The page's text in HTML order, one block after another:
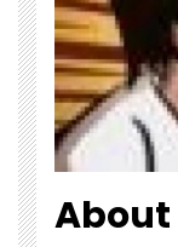
About